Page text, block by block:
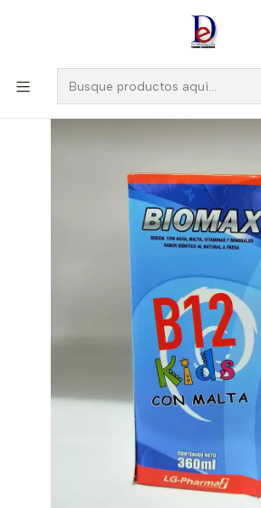
, Si eres
BIOMAX B12 KIDS JBE X 360 ML -
UBI 7-F